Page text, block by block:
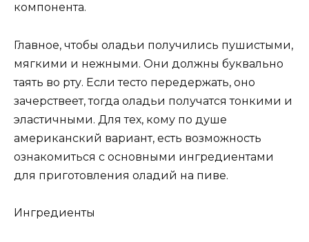
компонента.
Главное, чтобы оладьи получились пушистыми,
мягкими и нежными. Они должны буквально
таять во рту. Если тесто передержать, оно
зачерствеет, тогда оладьи получатся тонкими и
эластичными. Для тех, кому по душе
американский вариант, есть возможность
ознакомиться с основными ингредиентами
для приготовления оладий на пиве.
Ингредиенты